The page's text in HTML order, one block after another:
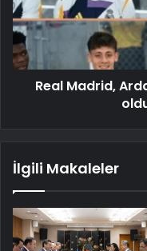
Real Madrid,
İlgili Makaleler